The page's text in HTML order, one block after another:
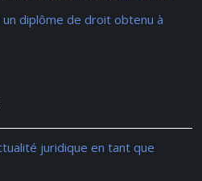
diplôme de droit obtenu à
juridique en tant que